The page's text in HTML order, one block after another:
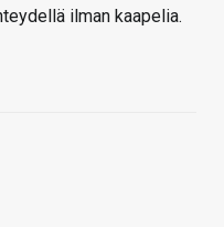
ilman kaapelia.